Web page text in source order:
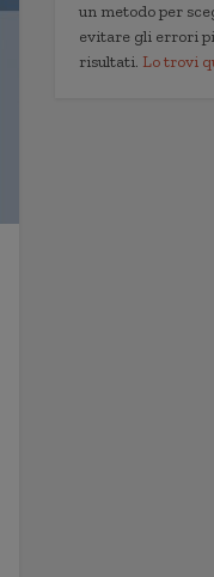
un metodo per
evitare gli errori
risultati. Lo trovi